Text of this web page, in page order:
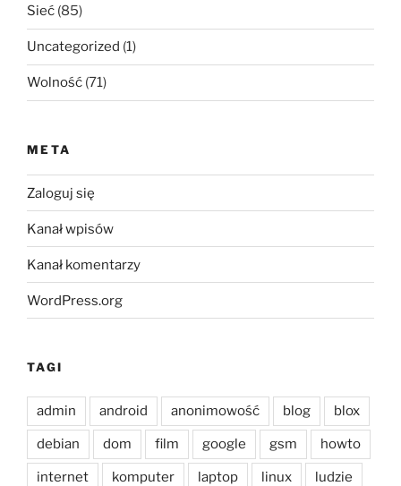
Sieć (85)
Uncategorized (1)
Wolność (71)
META
Zaloguj się
Kanał wpisów
Kanał komentarzy
WordPress.org
TAGI
admin android anonimowość blog blox
debian dom film google gsm howto
internet komputer laptop linux ludzie